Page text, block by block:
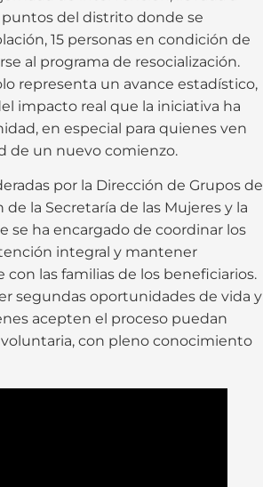
del distrito donde se
15 personas en condición de
al programa de resocialización.
representa un avance estadístico,
impacto real que la iniciativa ha
en especial para quienes ven
de un nuevo comienzo.
por la Dirección de Grupos de
la Secretaría de las Mujeres y la
se ha encargado de coordinar los
integral y mantener
las familias de los beneficiarios.
segundas oportunidades de vida y
acepten el proceso puedan
con pleno conocimiento